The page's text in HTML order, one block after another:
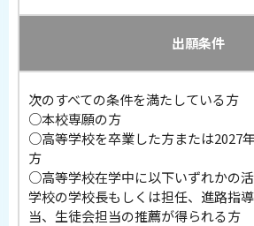
出願条件
次のすべての条件を満たしている方
○本校専願の方
○高等学校を卒業した方または2027
方
○高等学校在学中に以下いずれかの
学校の学校長もしくは担任、進路指
当、生徒会担当の推薦が得られる方